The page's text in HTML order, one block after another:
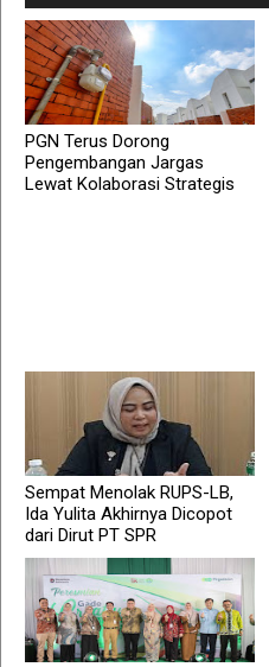
PGN Terus Dorong
Pengembangan Jargas
Lewat Kolaborasi Strategis
Sempat Menolak RUPS-LB,
Ida Yulita Akhirnya Dicopot
dari Dirut PT SPR